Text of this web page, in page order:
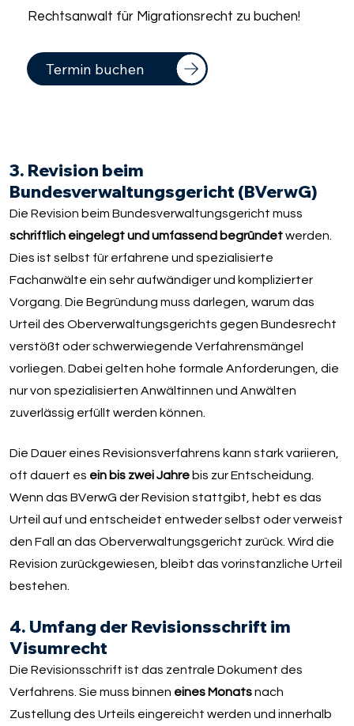
Rechtsanwalt für Migrationsrecht zu buchen!
Termin buchen
3. Revision beim
Bundesverwaltungsgericht (BVerwG)
Die Revision beim Bundesverwaltungsgericht muss
schriftlich eingelegt und umfassend begründetwerden.
Dies ist selbst für erfahrene und spezialisierte
Fachanwälte ein sehr aufwändiger und komplizierter
Vorgang. Die Begründung muss darlegen, warum das
Urteil des Oberverwaltungsgerichts gegen Bundesrecht
verstößt oder schwerwiegende Verfahrensmängel
vorliegen. Dabei gelten hohe formale Anforderungen, die
nur von spezialisierten Anwältinnen und Anwälten
zuverlässig erfüllt werden können.
Die Dauer eines Revisionsverfahrens kann stark variieren,
oft dauert es ein bis zwei Jahre bis zur Entscheidung.
Wenn das BVerwG der Revision stattgibt, hebt es das
Urteil auf und entscheidet entweder selbst oder verweist
den Fall an das Oberverwaltungsgericht zurück. Wird die
Revision zurückgewiesen, bleibt das vorinstanzliche Urteil
bestehen.
4. Umfang der Revisionsschrift im
Visumrecht
Die Revisionsschrift ist das zentrale Dokument des
Verfahrens. Sie muss binnen eines Monatsnach
Zustellung des Urteils eingereicht werden und innerhalb